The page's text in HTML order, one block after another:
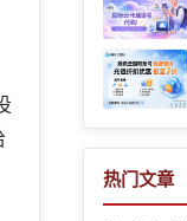
热门文章